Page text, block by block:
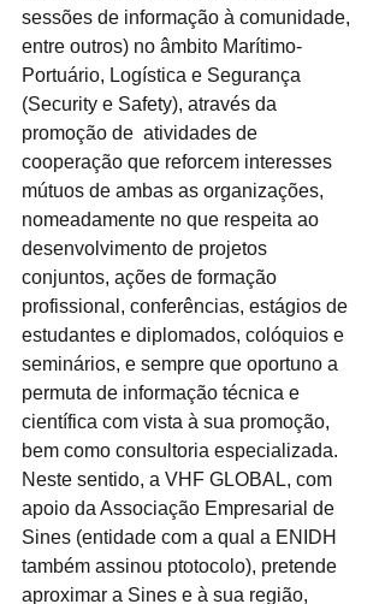
sessões de informação à comunidade,
entre outros) no âmbito Marítimo-
Portuário, Logística e Segurança
(Security e Safety), através da
promoção de  atividades de
cooperação que reforcem interesses
mútuos de ambas as organizações,
nomeadamente no que respeita ao
desenvolvimento de projetos
conjuntos, ações de formação
profissional, conferências, estágios de
estudantes e diplomados, colóquios e
seminários, e sempre que oportuno a
permuta de informação técnica e
científica com vista à sua promoção,
bem como consultoria especializada.
Neste sentido, a VHF GLOBAL, com
apoio da Associação Empresarial de
Sines (entidade com a qual a ENIDH
também assinou ptotocolo), pretende
aproximar a Sines e à sua região,